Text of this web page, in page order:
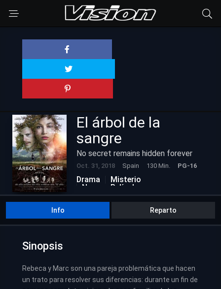
El árbol de la
sangre
No secret remains hidden forever
Oct. 31, 2018 Spain 130 Min. PG-16
Drama
Misterio
Nuevas Películas
Info Reparto
Sinopsis
Rebeca y Marc son una pareja problemática que hacen
un trato para resolver sus diferencias: durante un fin de